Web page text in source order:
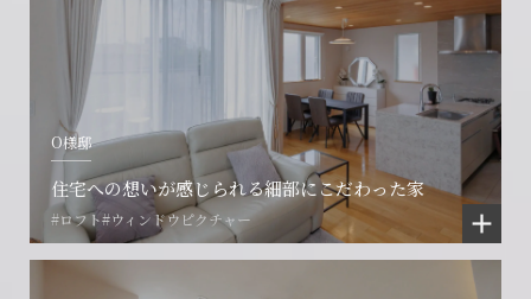
O様邸
住宅への想いが感じられる細部にこだわった家
#ロフト#ウィンドウピクチャー